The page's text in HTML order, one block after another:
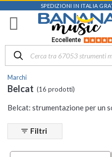
SPEDIZIONI IN ITALIA
Eccellente
Marchi
Belcat (16 prodotti)
Belcat: strumentazione per un
Filtra
i
risultati
Disponibile
in
Negozio
| Altavilla
(3)
filter_list Filtri